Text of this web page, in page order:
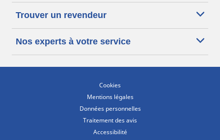
Trouver un revendeur
Nos experts à votre service
Cookies
Mentions légales
Données personnelles
Traitement des avis
Accessibilité